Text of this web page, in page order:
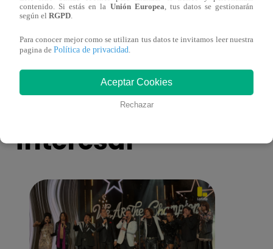
toma una difícil decisión por el futuro de
También te puede
interesar
contenido. Si estás en la Unión Europea, tus datos se gestionarán
según el RGPD.
Para conocer mejor como se utilizan tus datos te invitamos leer nuestra
pagina de Política de privacidad.
Aceptar Cookies
Rechazar